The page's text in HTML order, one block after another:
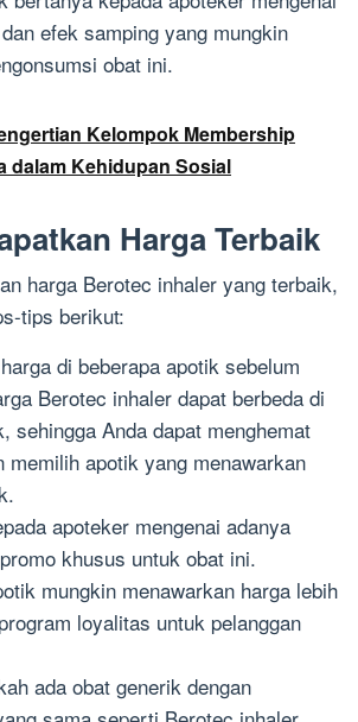
efek samping yang mungkin
obat ini.
Kelompok Membership
dalam Kehidupan Sosial
Harga Terbaik
harga Berotec inhaler yang terbaik,
tips berikut:
di beberapa apotik sebelum
Berotec inhaler dapat berbeda di
sehingga Anda dapat menghemat
memilih apotik yang menawarkan
apoteker mengenai adanya
khusus untuk obat ini.
mungkin menawarkan harga lebih
loyalitas untuk pelanggan
ada obat generik dengan